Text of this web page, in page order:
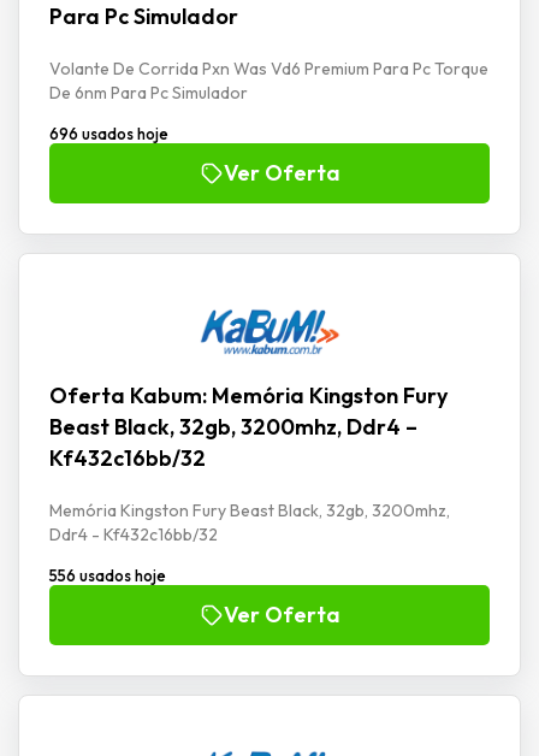
Para Pc Simulador
Volante De Corrida Pxn Was Vd6 Premium Para Pc Torque
De 6nm Para Pc Simulador
696 usados hoje
Ver Oferta
Oferta Kabum: Memória Kingston Fury
Beast Black, 32gb, 3200mhz, Ddr4 –
Kf432c16bb/32
Memória Kingston Fury Beast Black, 32gb, 3200mhz,
Ddr4 - Kf432c16bb/32
556 usados hoje
Ver Oferta